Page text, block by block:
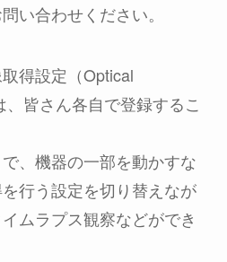
い合わせください。
得設定（Optical
皆さん各自で登録するこ
、機器の一部を動かすな
行う設定を切り替えなが
ムラプス観察などができ